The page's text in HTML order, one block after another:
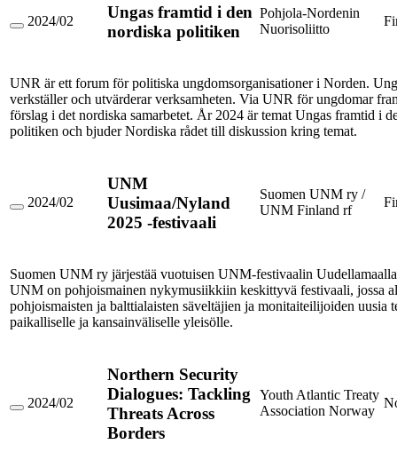
Ungas
nordiska
politiken
2024/02
Ungas framtid i den
nordiska politiken
Pohjola-Nordenin
Nuorisoliitto
UNR är ett forum för politiska ungdomsorganisationer i Norden.
verkställer och utvärderar verksamheten. Via UNR för ungdomar
förslag i det nordiska samarbetet. År 2024 är temat Ungas framtid i
politiken och bjuder Nordiska rådet till diskussion kring temat.
UNM
2024/02
UNM
Uusimaa/Nyland
2025 -festivaali
Suomen UNM ry /
UNM Finland rf
Suomen UNM ry järjestää vuotuisen UNM-festivaalin
UNM on pohjoismainen nykymusiikkiin keskittyvä festivaali, jossa
pohjoismaisten ja balttialaisten säveltäjien ja monitaiteilijoiden uusia
paikalliselle ja kansainväliselle yleisölle.
Northern
2024/02
Northern Security
Dialogues: Tackling
Threats Across
Borders
Youth Atlantic Treaty
Association Norway